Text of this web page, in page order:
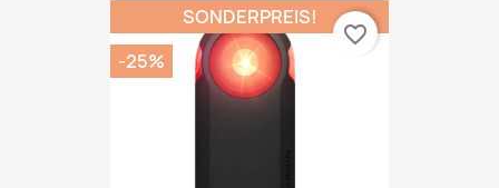
SONDERPREIS!
-25%
favorite_border